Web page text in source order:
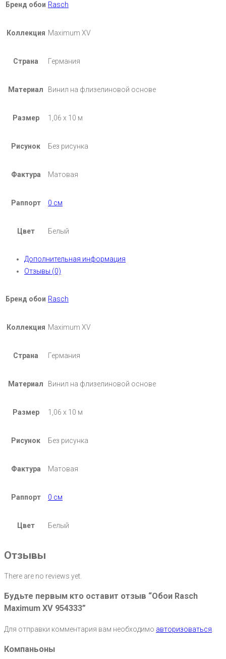
Бренд обои Rasch
Коллекция Maximum XV
Страна Германия
Материал Винил на флизелиновой основе
Размер 1,06 х 10 м
Рисунок Без рисунка
Фактура Матовая
Раппорт 0 см
Цвет Белый
Дополнительная информация
Отзывы (0)
Бренд обои Rasch
Коллекция Maximum XV
Страна Германия
Материал Винил на флизелиновой основе
Размер 1,06 х 10 м
Рисунок Без рисунка
Фактура Матовая
Раппорт 0 см
Цвет Белый
Отзывы
There are no reviews yet.
Будьте первым кто оставит отзыв “Обои Rasch
Maximum XV 954333”
Для отправки комментария вам необходимо авторизоваться
Компаньоны